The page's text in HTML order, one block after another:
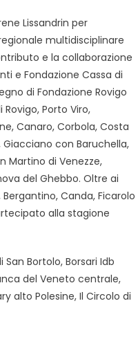
Lissandrin per
multidisciplinare
e la collaborazione
e Fondazione Cassa di
di Fondazione Rovigo
Porto Viro,
Canaro, Corbola, Costa
Giacciano con Baruchella,
Martino di Venezze,
del Ghebbo. Oltre ai
Canda, Ficarolo
alla stagione
Bortolo, Borsari Idb
del Veneto centrale,
alto Polesine, Il Circolo di